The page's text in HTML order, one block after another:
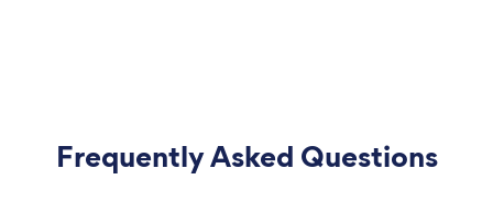
Frequently Asked Questions